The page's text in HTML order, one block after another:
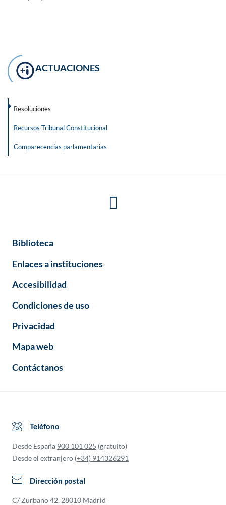
ACTUACIONES
Resoluciones
Recursos Tribunal Constitucional
Comparecencias parlamentarias
Biblioteca
Enlaces a instituciones
Accesibilidad
Condiciones de uso
Privacidad
Mapa web
Contáctanos
Teléfono
Desde España 900 101 025 (gratuito)
Desde el extranjero (+34) 914326291
Dirección postal
C/ Zurbano 42, 28010 Madrid